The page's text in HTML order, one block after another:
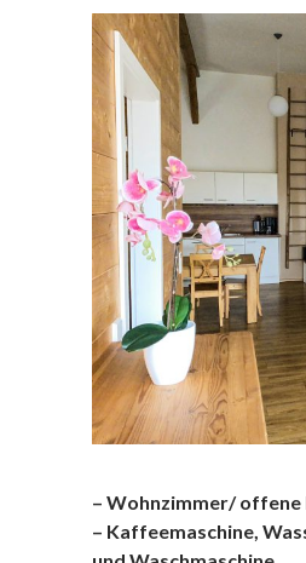
– Wohnzimmer/
– Kaffeemaschine,